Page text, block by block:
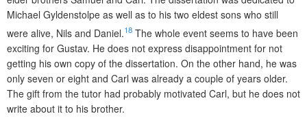
Michael Gyldenstolpe as well as to his two eldest sons who still
were alive, Nils and Daniel.18 The whole event seems to have been
exciting for Gustav. He does not express disappointment for not
getting his own copy of the dissertation. On the other hand, he was
only seven or eight and Carl was already a couple of years older.
The gift from the tutor had probably motivated Carl, but he does not
write about it to his brother.